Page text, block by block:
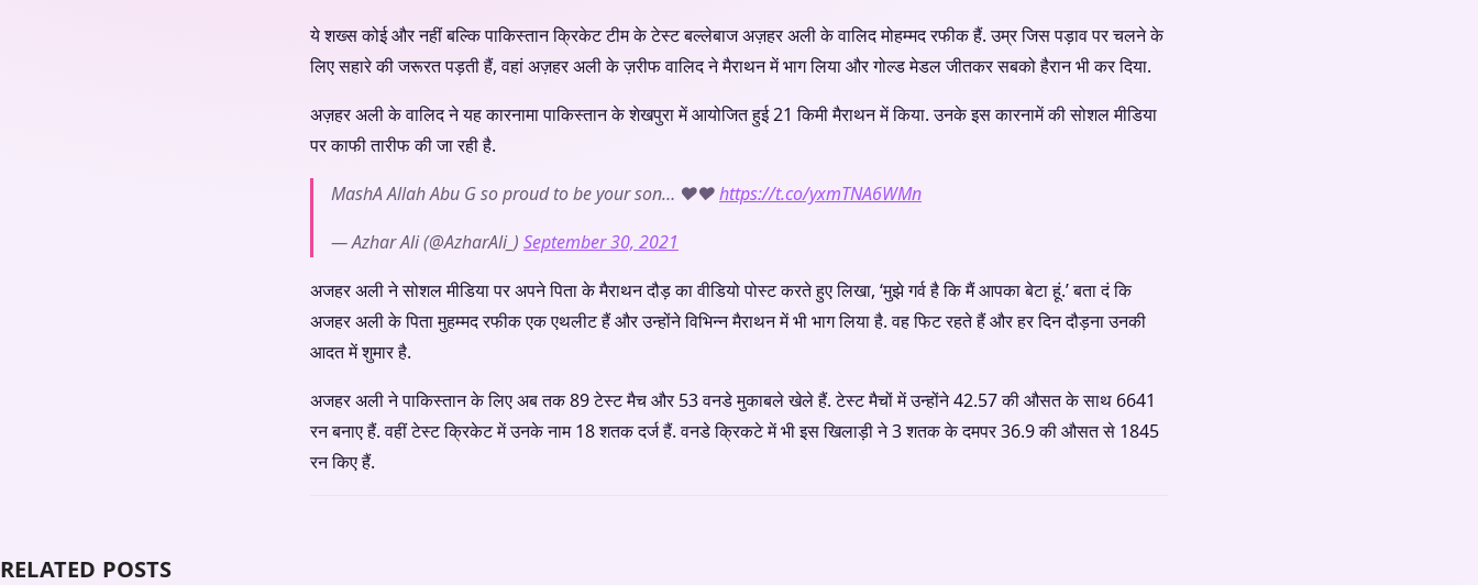
ये शख्स कोई और नहीं बल्कि पाकिस्तान क्रिकेट टीम के टेस्ट बल्लेबाज अज़हर अली के वालिद मोहम्मद रफीक हैं. उम्र जिस पड़ाव पर चलने के
लिए सहारे की जरूरत पड़ती हैं, वहां अज़हर अली के ज़रीफ वालिद ने मैराथन में भाग लिया और गोल्ड मेडल जीतकर सबको हैरान भी कर दिया.
अज़हर अली के वालिद ने यह कारनामा पाकिस्तान के शेखपुरा में आयोजित हुई 21 किमी मैराथन में किया. उनके इस कारनामें की सोशल मीडिया
पर काफी तारीफ की जा रही है.
MashA Allah Abu G so proud to be your son… ❤️❤️https://t.co/yxmTNA6WMn
— Azhar Ali (@AzharAli_) September 30, 2021
अजहर अली ने सोशल मीडिया पर अपने पिता के मैराथन दौड़ का वीडियो पोस्ट करते हुए लिखा, ‘मुझे गर्व है कि मैं आपका बेटा हूं.’ बता दं कि
अजहर अली के पिता मुहम्मद रफीक एक एथलीट हैं और उन्होंने विभिन्न मैराथन में भी भाग लिया है. वह फिट रहते हैं और हर दिन दौड़ना उनकी
आदत में शुमार है.
अजहर अली ने पाकिस्तान के लिए अब तक 89 टेस्ट मैच और 53 वनडे मुकाबले खेले हैं. टेस्ट मैचों में उन्होंने 42.57 की औसत के साथ 6641
रन बनाए हैं. वहीं टेस्ट क्रिकेट में उनके नाम 18 शतक दर्ज हैं. वनडे क्रिकटे में भी इस खिलाड़ी ने 3 शतक के दमपर 36.9 की औसत से 1845
रन किए हैं.
RELATED POSTS